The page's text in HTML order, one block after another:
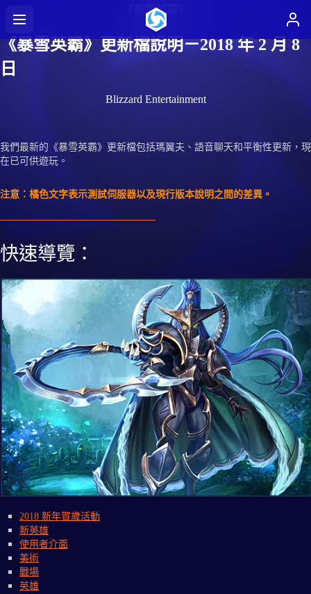
《暴雪英霸》
《暴雪英霸》更新檔說明－2018 年 2 月 8
日
Blizzard Entertainment
我們最新的《暴雪英霸》更新檔包括瑪翼夫、語音聊天和平衡性更新，現
在已可供遊玩。
注意：橘色文字表示測試伺服器以及現行版本說明之間的差異。
快速導覽：
2018 新年賀歲活動
新英雄
使用者介面
美術
戰場
英雄